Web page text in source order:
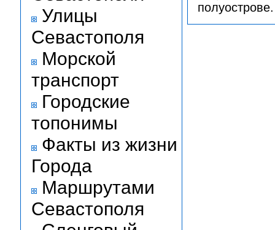
Улицы
Севастополя
Морской
транспорт
Городские
топонимы
Факты из жизни
Города
Маршрутами
Севастополя
полуострове.